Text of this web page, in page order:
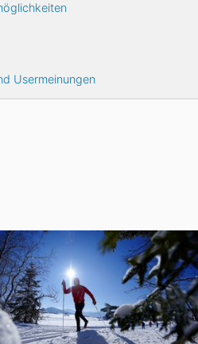
Usermeinungen